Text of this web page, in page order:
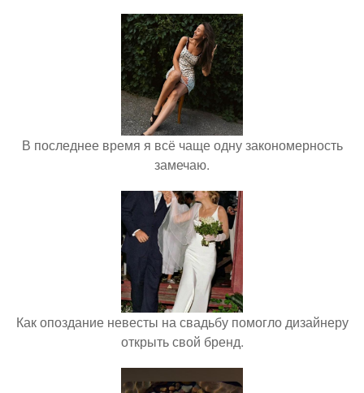
В последнее время я всё чаще одну закономерность
замечаю.
Как опоздание невесты на свадьбу помогло дизайнеру
открыть свой бренд.